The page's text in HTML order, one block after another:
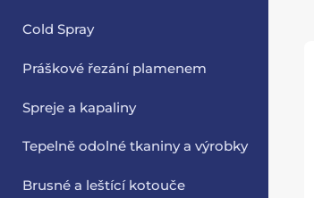
Cold Spray
Práškové řezání plamenem
Spreje a kapaliny
Tepelně odolné tkaniny a výrobky
Brusné a leštící kotouče